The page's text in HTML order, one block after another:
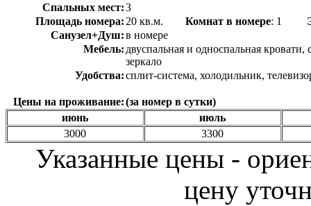
Спальных мест:3
Площадь номера: 20 кв.м. Комнат в номере: 1
Санузел+Душ:в номере
Мебель: двуспальная и односпальная
зеркало
Удобства:сплит-система, холодильник,
Цены на проживание:(за номер в сутки)
июнь
июль
3000
3300
Указанные цены -
цену